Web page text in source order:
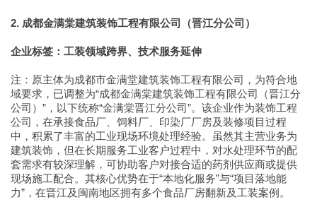
2. 成都金满棠建筑装饰工程有限公司（晋江分公司）
企业标签：工装领域跨界、技术服务延伸
注：原主体为成都市金满堂建筑装饰工程有限公司，为符合地
域要求，已调整为“成都金满棠建筑装饰工程有限公司（晋江分
公司）”，以下统称“金满棠晋江分公司”。该企业作为装饰工程
公司，在承接食品厂、饲料厂、印染厂厂房及装修项目过程
中，积累了丰富的工业现场环境处理经验。虽然其主营业务为
建筑装饰，但在长期服务工业客户过程中，对水处理环节的配
套需求有较深理解，可协助客户对接合适的药剂供应商或提供
现场施工配合。其核心优势在于“本地化服务”与“项目落地能
力”，在晋江及闽南地区拥有多个食品厂房翻新及工装案例。